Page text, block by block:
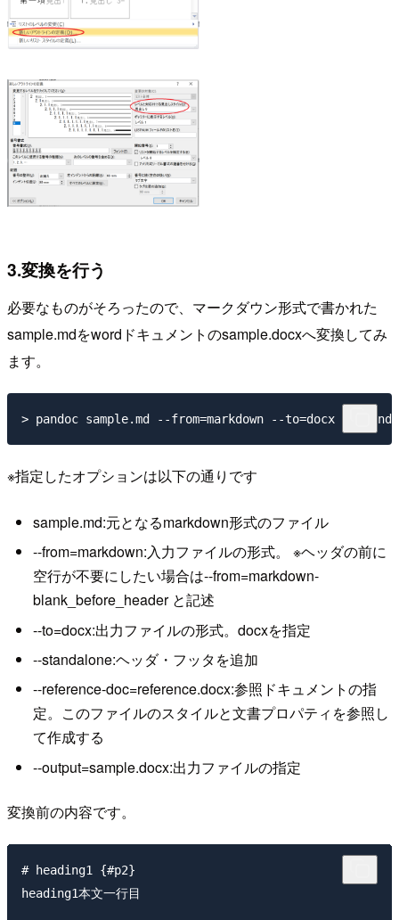
3.変換を行う
必要なものがそろったので、マークダウン形式で書かれた
sample.mdをwordドキュメントのsample.docxへ変換してみ
ます。
※指定したオプションは以下の通りです
sample.md:元となるmarkdown形式のファイル
--from=markdown:入力ファイルの形式。 ※ヘッダの前に
空行が不要にしたい場合は--from=markdown-
blank_before_header と記述
--to=docx:出力ファイルの形式。docxを指定
--standalone:ヘッダ・フッタを追加
--reference-doc=reference.docx:参照ドキュメントの指
定。このファイルのスタイルと文書プロパティを参照し
て作成する
--output=sample.docx:出力ファイルの指定
変換前の内容です。
# heading1 {#p2}
heading1本文一行目